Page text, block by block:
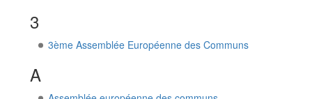
3
3ème Assemblée Européenne des Communs
A